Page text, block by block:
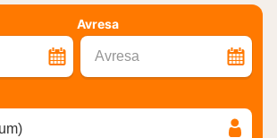
Avresa
Avresa